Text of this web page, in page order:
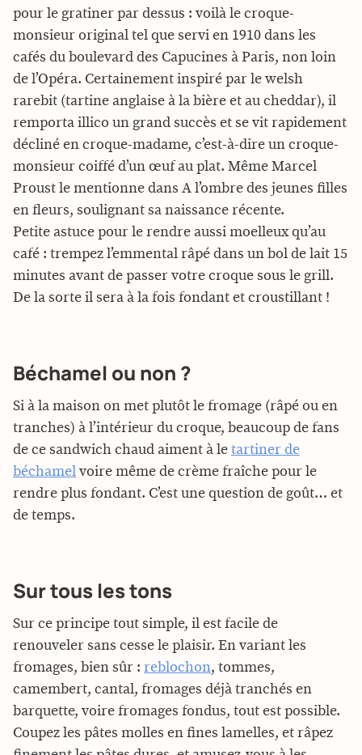
pour le gratiner par dessus : voilà le croque-
monsieur original tel que servi en 1910 dans les
cafés du boulevard des Capucines à Paris, non loin
de l’Opéra. Certainement inspiré par le welsh
rarebit (tartine anglaise à la bière et au cheddar), il
remporta illico un grand succès et se vit rapidement
décliné en croque-madame, c’est-à-dire un croque-
monsieur coiffé d’un œuf au plat. Même Marcel
Proust le mentionne dans A l’ombre des jeunes filles
en fleurs, soulignant sa naissance récente.
Petite astuce pour le rendre aussi moelleux qu’au
café : trempez l’emmental râpé dans un bol de lait 15
minutes avant de passer votre croque sous le grill.
De la sorte il sera à la fois fondant et croustillant !
Béchamel ou non ?
Si à la maison on met plutôt le fromage (râpé ou en
tranches) à l’intérieur du croque, beaucoup de fans
de ce sandwich chaud aiment à le tartiner de
béchamel voire même de crème fraîche pour le
rendre plus fondant. C’est une question de goût… et
de temps.
Sur tous les tons
Sur ce principe tout simple, il est facile de
renouveler sans cesse le plaisir. En variant les
fromages, bien sûr : reblochon, tommes,
camembert, cantal, fromages déjà tranchés en
barquette, voire fromages fondus, tout est possible.
Coupez les pâtes molles en fines lamelles, et râpez